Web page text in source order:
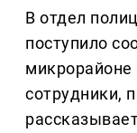
В отдел
поступило
сотрудники,